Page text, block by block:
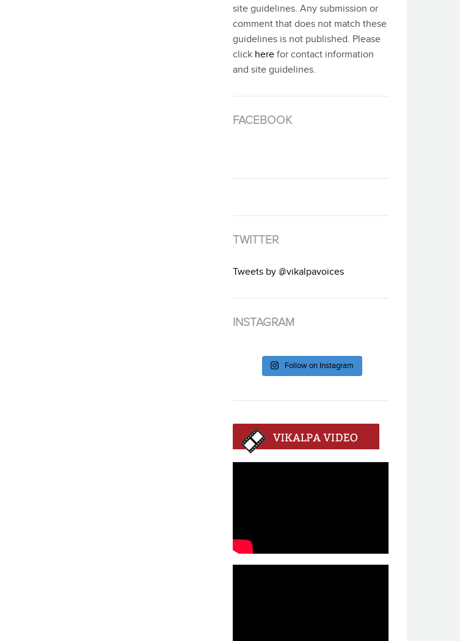
site guidelines. Any submission or
comment that does not match these
guidelines is not published. Please
click here for contact information
and site guidelines.
FACEBOOK
TWITTER
Tweets by @vikalpavoices
INSTAGRAM
Follow on Instagram